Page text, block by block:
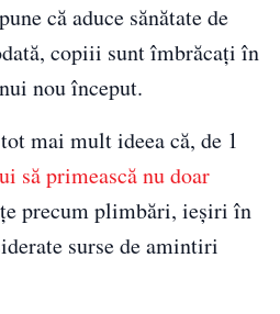
că aduce sănătate de
copiii sunt îmbrăcați în
nou început.
mai mult ideea că, de 1
să primească nu doar
precum plimbări, ieșiri în
surse de amintiri